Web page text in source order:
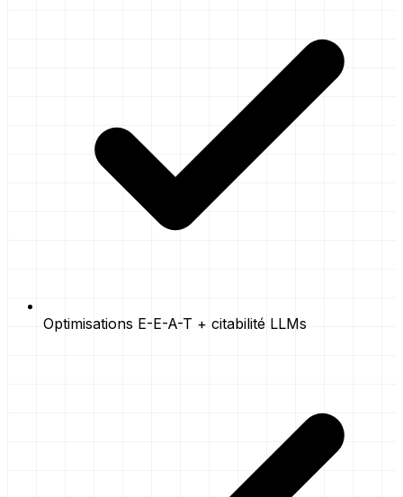
Optimisations E-E-A-T + citabilité LLMs